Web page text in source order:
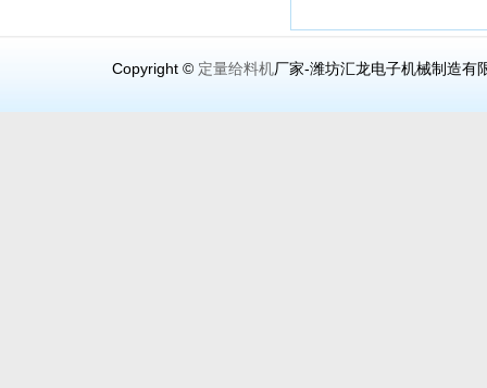
Copyright © 定量给料机厂家-潍坊汇龙电子机械制造